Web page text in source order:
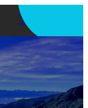
アプリを使う